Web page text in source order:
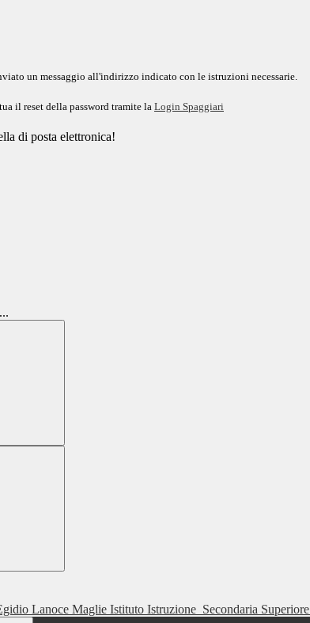
un messaggio all'indirizzo indicato con le istruzioni necessarie.
il reset della password tramite la Login Spaggiari
di posta elettronica!
Istituto Istruzione Secondaria Superiore